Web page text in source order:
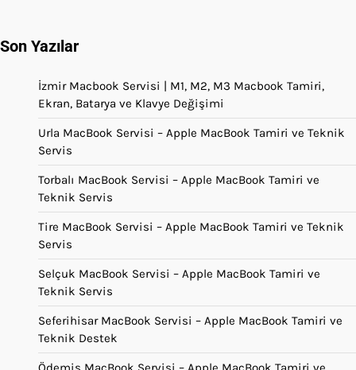
Son Yazılar
İzmir Macbook Servisi | M1, M2, M3 Macbook Tamiri,
Ekran, Batarya ve Klavye Değişimi
Urla MacBook Servisi – Apple MacBook Tamiri ve Teknik
Servis
Torbalı MacBook Servisi – Apple MacBook Tamiri ve
Teknik Servis
Tire MacBook Servisi – Apple MacBook Tamiri ve Teknik
Servis
Selçuk MacBook Servisi – Apple MacBook Tamiri ve
Teknik Servis
Seferihisar MacBook Servisi – Apple MacBook Tamiri ve
Teknik Destek